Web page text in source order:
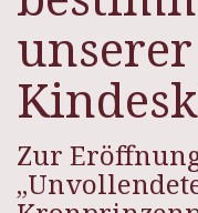
Zur